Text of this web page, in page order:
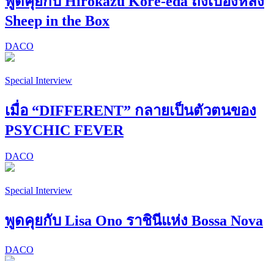
Sheep in the Box
DACO
Special Interview
เมื่อ “DIFFERENT” กลายเป็นตัวตนของ
PSYCHIC FEVER
DACO
Special Interview
พูดคุยกับ Lisa Ono ราชินีแห่ง Bossa Nova
DACO